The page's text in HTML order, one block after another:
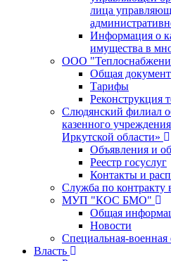
лица
Информация о
имущества в
ООО
Общая
Тарифы
Реконструкция
Слюдянский филиал
казенного
Иркутской области»
Объявления и
Реестр госуслуг
Контакты и
Служба по контракту
МУП "КОС БМО"
Общая
Новости
Специальная-военная
Власть